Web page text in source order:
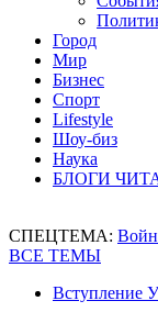
Город
Мир
Бизнес
Спорт
Lifestyle
Шоу-биз
Наука
БЛОГИ
СПЕЦТЕМА:
ВСЕ ТЕМЫ
Вступление